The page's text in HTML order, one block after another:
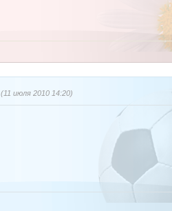
(11 июля 2010 14:20)